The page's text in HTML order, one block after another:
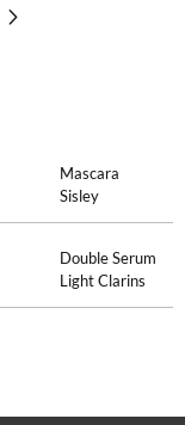
Mascara
Sisley
Double Serum
Light Clarins